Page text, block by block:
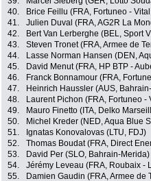
40.
Brice Feillu (FRA, Fortuneo -
41.
Julien Duval (FRA, AG2R La
42.
Bert Van Lerberghe (BEL, Sport
43.
Steven Tronet (FRA, Armee de
44.
Lasse Norman Hansen (DEN,
45.
David Menut (FRA, HP BTP -
46.
Franck Bonnamour (FRA,
47.
Heinrich Haussler (AUS,
48.
Laurent Pichon (FRA, Fortuneo -
49.
Mauro Finetto (ITA, Delko
50.
Michel Kreder (NED, Aqua Blue
51.
Ignatas Konovalovas (LTU, FDJ)
52.
Thomas Boudat (FRA, Direct
53.
David Per (SLO, Bahrain-Merida)
54.
Jérémy Leveau (FRA, Roubaix -
55.
Damien Gaudin (FRA, Armee de